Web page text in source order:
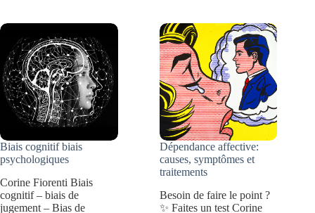
guide
des
10
différents
types
Symptômes
et
traitement
Biais cognitif biais
psychologiques
Corine Fiorenti Biais
cognitif – biais de
jugement – Bias de
Dépendance affective:
causes, symptômes et
traitements
Besoin de faire le point ?
✨ Faites un test Corine